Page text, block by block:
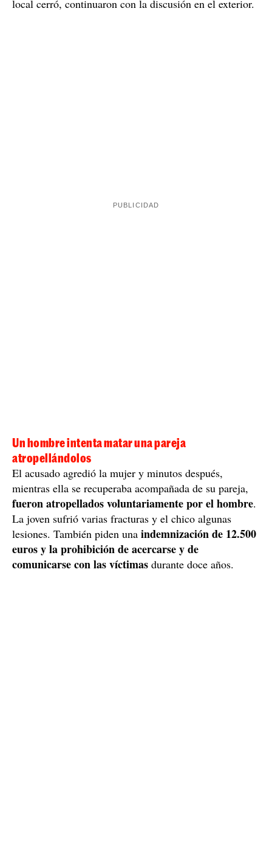
local cerró, continuaron con la discusión en el exterior.
Un hombre intenta matar una pareja
atropellándolos
El acusado agredió la mujer y minutos después,
mientras ella se recuperaba acompañada de su pareja,
fueron atropellados voluntariamente por el hombre.
La joven sufrió varias fracturas y el chico algunas
lesiones. También piden una indemnización de 12.500
euros y la prohibición de acercarse y de
comunicarse con las víctimas durante doce años.